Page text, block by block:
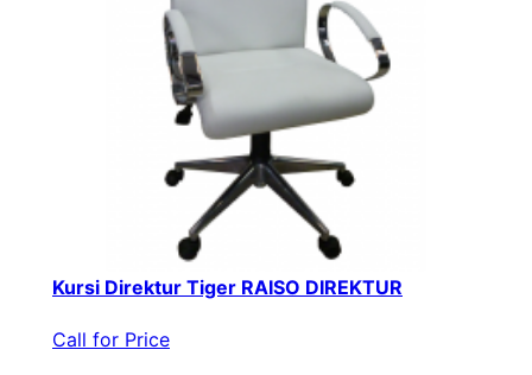
Kursi Direktur Tiger RAISO DIREKTUR
Call for Price